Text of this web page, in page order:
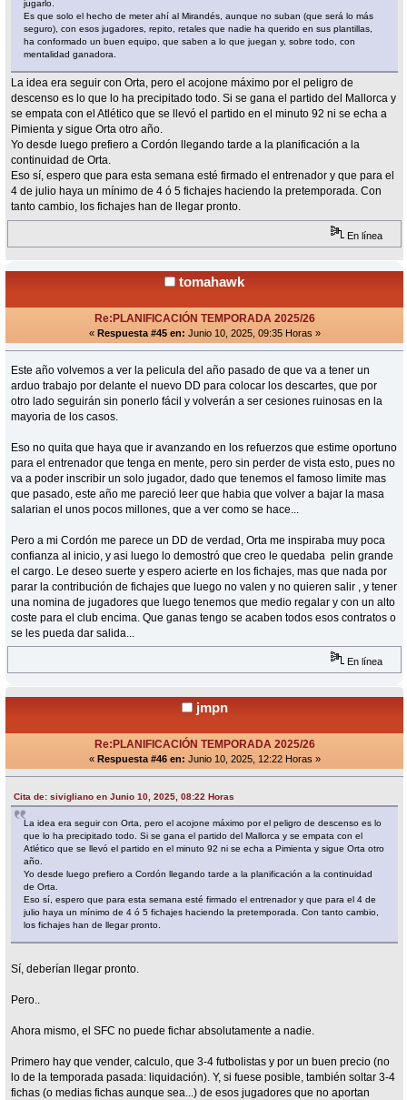
jugarlo.
Es que solo el hecho de meter ahí al Mirandés, aunque no suban (que será lo más
seguro), con esos jugadores, repito, retales que nadie ha querido en sus plantillas,
ha conformado un buen equipo, que saben a lo que juegan y, sobre todo, con
mentalidad ganadora.
La idea era seguir con Orta, pero el acojone máximo por el peligro de
descenso es lo que lo ha precipitado todo. Si se gana el partido del Mallorca y
se empata con el Atlético que se llevó el partido en el minuto 92 ni se echa a
Pimienta y sigue Orta otro año.
Yo desde luego prefiero a Cordón llegando tarde a la planificación a la
continuidad de Orta.
Eso sí, espero que para esta semana esté firmado el entrenador y que para el
4 de julio haya un mínimo de 4 ó 5 fichajes haciendo la pretemporada. Con
tanto cambio, los fichajes han de llegar pronto.
En línea
tomahawk
Re:PLANIFICACIÓN TEMPORADA 2025/26
« Respuesta #45 en: Junio 10, 2025, 09:35 Horas »
Este año volvemos a ver la pelicula del año pasado de que va a tener un
arduo trabajo por delante el nuevo DD para colocar los descartes, que por
otro lado seguirán sin ponerlo fácil y volverán a ser cesiones ruinosas en la
mayoria de los casos.
Eso no quita que haya que ir avanzando en los refuerzos que estime oportuno
para el entrenador que tenga en mente, pero sin perder de vista esto, pues no
va a poder inscribir un solo jugador, dado que tenemos el famoso limite mas
que pasado, este año me pareció leer que habia que volver a bajar la masa
salarian el unos pocos millones, que a ver como se hace...
Pero a mi Cordón me parece un DD de verdad, Orta me inspiraba muy poca
confianza al inicio, y asi luego lo demostró que creo le quedaba pelin grande
el cargo. Le deseo suerte y espero acierte en los fichajes, mas que nada por
parar la contribución de fichajes que luego no valen y no quieren salir , y tener
una nomina de jugadores que luego tenemos que medio regalar y con un alto
coste para el club encima. Que ganas tengo se acaben todos esos contratos o
se les pueda dar salida...
En línea
jmpn
Re:PLANIFICACIÓN TEMPORADA 2025/26
« Respuesta #46 en: Junio 10, 2025, 12:22 Horas »
Cita de: sivigliano en Junio 10, 2025, 08:22 Horas
La idea era seguir con Orta, pero el acojone máximo por el peligro de descenso es lo
que lo ha precipitado todo. Si se gana el partido del Mallorca y se empata con el
Atlético que se llevó el partido en el minuto 92 ni se echa a Pimienta y sigue Orta otro
año.
Yo desde luego prefiero a Cordón llegando tarde a la planificación a la continuidad
de Orta.
Eso sí, espero que para esta semana esté firmado el entrenador y que para el 4 de
julio haya un mínimo de 4 ó 5 fichajes haciendo la pretemporada. Con tanto cambio,
los fichajes han de llegar pronto.
Sí, deberían llegar pronto.
Pero..
Ahora mismo, el SFC no puede fichar absolutamente a nadie.
Primero hay que vender, calculo, que 3-4 futbolistas y por un buen precio (no
lo de la temporada pasada: liquidación). Y, si fuese posible, también soltar 3-4
fichas (o medias fichas aunque sea...) de esos jugadores que no aportan